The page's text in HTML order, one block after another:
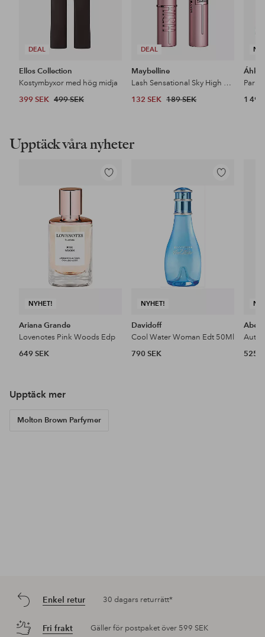
DEAL
Ellos Collection
Kostymbyxor med hög midja
399 SEK 499 SEK
DEAL
Maybelline
Lash Sensational Sky High Mascara
132 SEK 189 SEK 1 499
Upptäck våra nyheter
NYHET!
Lägg
Ariana Grande
Lovenotes Pink Woods Edp
649 SEK
NYHET!
Lägg
Davidoff
Cool Water Woman Edt 50Ml
790 SEK
525
Upptäck mer
Molton Brown Parfymer
Enkel retur 30 dagars returrätt*
Fri frakt Gäller för postpaket över 599 SEK